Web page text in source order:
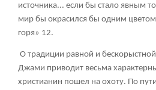
источника... если бы стало явным
мир бы окрасился бы одним
горя» 12.
О традиции равной и
Джами приводит весьма
христианин пошел на охоту. По